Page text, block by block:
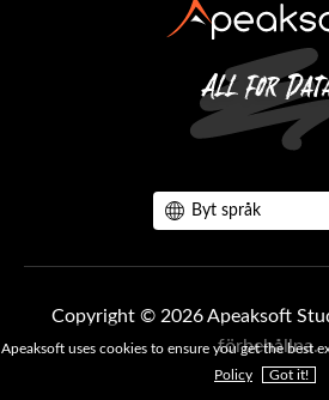
Byt språk
Copyright © 2026 Apeaksoft
förbehållna.
Apeaksoft uses cookies to ensure you get the best
Policy
Got it!